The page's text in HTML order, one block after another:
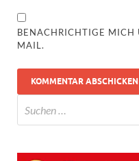
BENACHRICHTIGE MICH
MAIL.